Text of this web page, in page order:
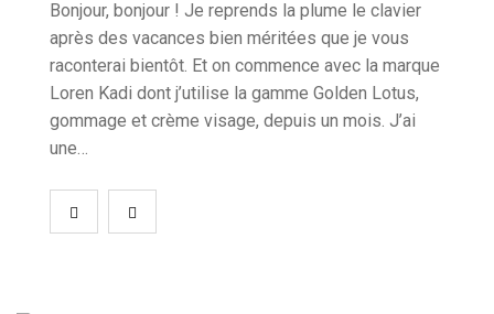
Bonjour, bonjour ! Je reprends la plume le clavier
après des vacances bien méritées que je vous
raconterai bientôt. Et on commence avec la marque
Loren Kadi dont j’utilise la gamme Golden Lotus,
gommage et crème visage, depuis un mois. J’ai
une…